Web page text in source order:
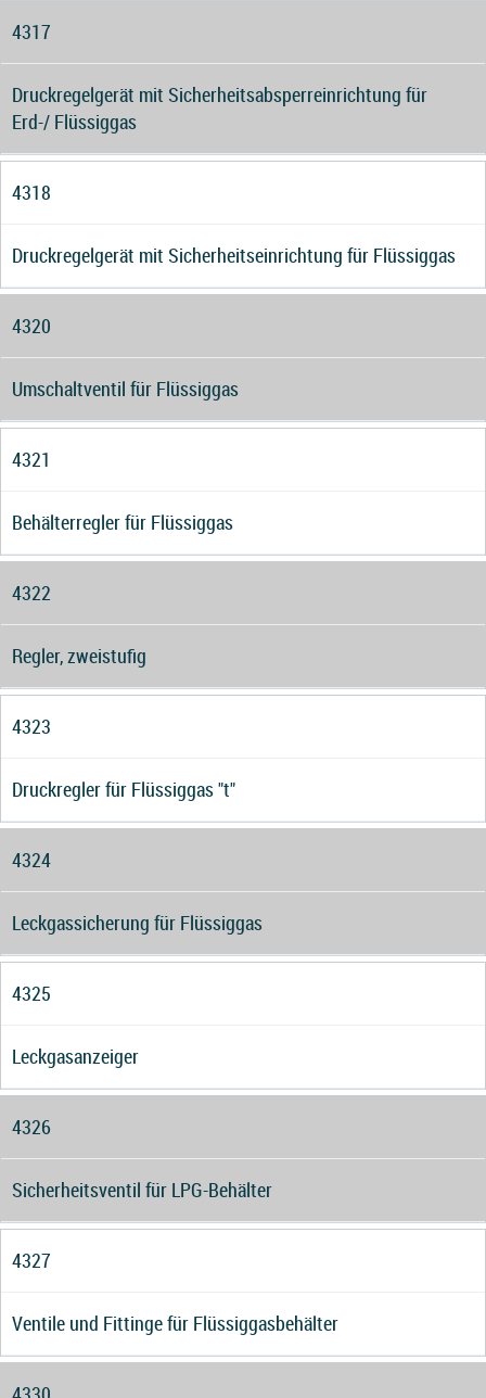
4317
Druckregelgerät mit Sicherheitsabsperreinrichtung für
Erd-/ Flüssiggas
4318
Druckregelgerät mit Sicherheitseinrichtung für Flüssiggas
4320
Umschaltventil für Flüssiggas
4321
Behälterregler für Flüssiggas
4322
Regler, zweistufig
4323
Druckregler für Flüssiggas "t"
4324
Leckgassicherung für Flüssiggas
4325
Leckgasanzeiger
4326
Sicherheitsventil für LPG-Behälter
4327
Ventile und Fittinge für Flüssiggasbehälter